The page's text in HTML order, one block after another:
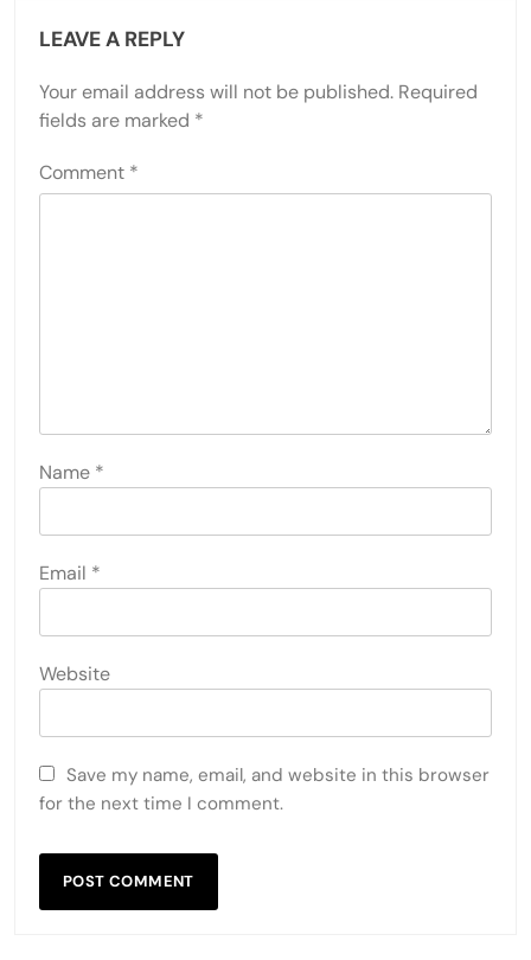
LEAVE A REPLY
Your email address will not be published. Required
fields are marked *
Comment *
Name *
Email *
Website
Save my name, email, and website in this browser
for the next time I comment.